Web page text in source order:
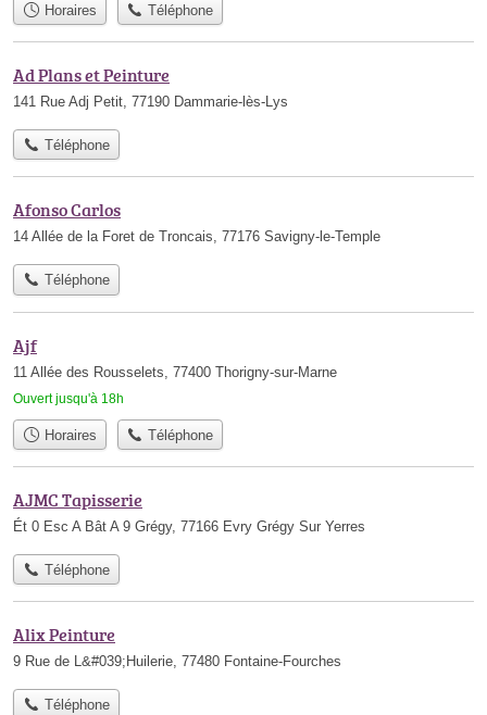
Horaires Téléphone
Ad Plans et Peinture
141 Rue Adj Petit, 77190 Dammarie-lès-Lys
Téléphone
Afonso Carlos
14 Allée de la Foret de Troncais, 77176 Savigny-le-Temple
Téléphone
Ajf
11 Allée des Rousselets, 77400 Thorigny-sur-Marne
Ouvert jusqu'à 18h
Horaires Téléphone
AJMC Tapisserie
Ét 0 Esc A Bât A 9 Grégy, 77166 Evry Grégy Sur Yerres
Téléphone
Alix Peinture
9 Rue de L&#039;Huilerie, 77480 Fontaine-Fourches
Téléphone